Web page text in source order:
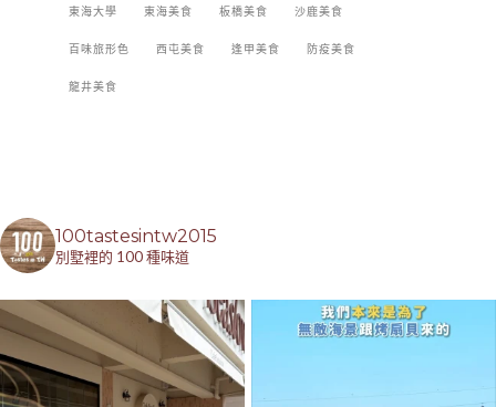
東海大學 東海美食 板橋美食 沙鹿美食
百味旅形色 西屯美食 逢甲美食 防疫美食
龍井美食
100tastesintw2015
別墅裡的 100 種味道